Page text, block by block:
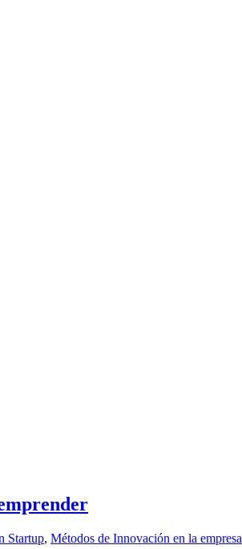
Startup, Métodos de Innovación en la empresa